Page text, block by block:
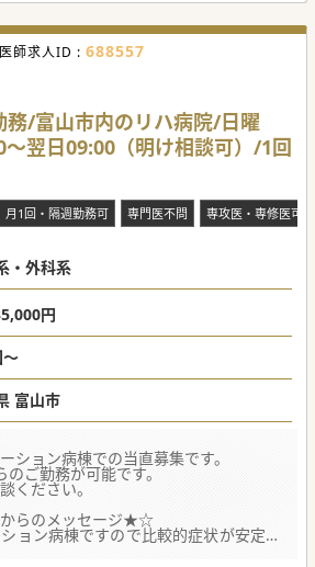
医師求人ID : 688557
務/富山市内のリハ病院/日曜
翌日09:00（明け相談可）/1回
月1回・隔週勤務可 専門医不問 専攻医・専修医可
・外科系
円
～
富山県 富山市
ション病棟での当直募集です。
ご勤務が可能です。
ください。
らのメッセージ★☆
ョン病棟ですので比較的症状が安定し